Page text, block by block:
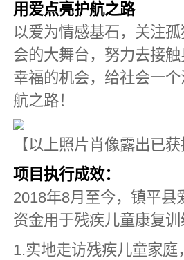
用爱点亮护航之路
以爱为情感基石，关注
会的大舞台，努力去接
幸福的机会，给社会一
航之路！
【以上照片肖像露出已获
项目执行成效：
2018年8月至今，镇平
资金用于残疾儿童康复
1.实地走访残疾儿童家